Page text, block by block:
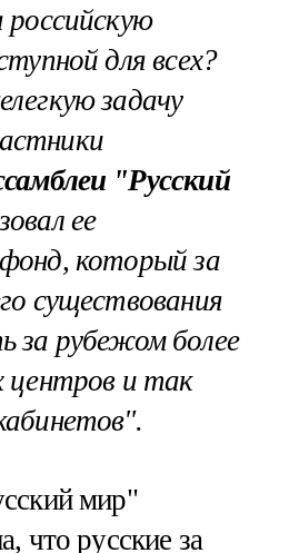
для всех?
задачу
"Русский
ее
который за
существования
за рубежом более
центров и так
мир"
что русские за